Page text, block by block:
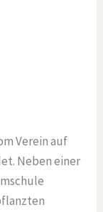
Verein auf
Neben einer